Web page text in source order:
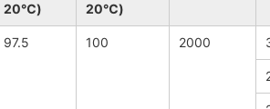
20℃)
20℃)
97.5 100 2000